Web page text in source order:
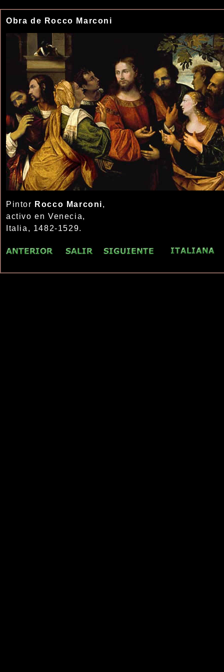
Obra de Rocco Marconi
Pintor Rocco Marconi,
activo en Venecia,
Italia, 1482-1529.